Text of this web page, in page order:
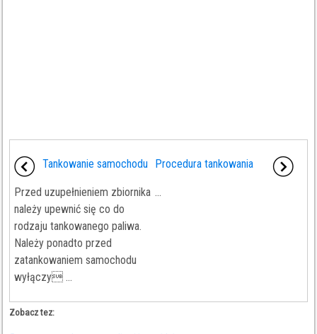
Tankowanie samochodu
Przed uzupełnieniem zbiornika
należy upewnić się co do
rodzaju tankowanego paliwa.
Należy ponadto przed
zatankowaniem samochodu
wyłączy ...
Procedura tankowania
...
Zobacz tez: